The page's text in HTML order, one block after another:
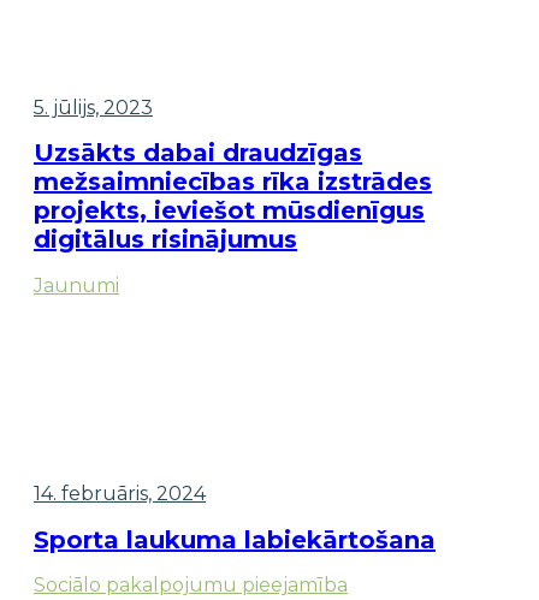
5. jūlijs, 2023
Uzsākts dabai draudzīgas
mežsaimniecības rīka izstrādes
projekts, ieviešot mūsdienīgus
digitālus risinājumus
Jaunumi
14. februāris, 2024
Sporta laukuma labiekārtošana
Sociālo pakalpojumu pieejamība